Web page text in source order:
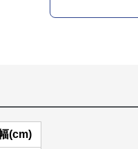
(cm)